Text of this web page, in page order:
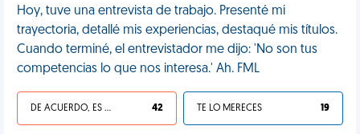
Hoy, tuve una entrevista de trabajo. Presenté mi
trayectoria, detallé mis experiencias, destaqué mis títulos.
Cuando terminé, el entrevistador me dijo: 'No son tus
competencias lo que nos interesa.' Ah. FML
DE ACUERDO, ES UNA VIDA HP 42 TE LO MERECES 19